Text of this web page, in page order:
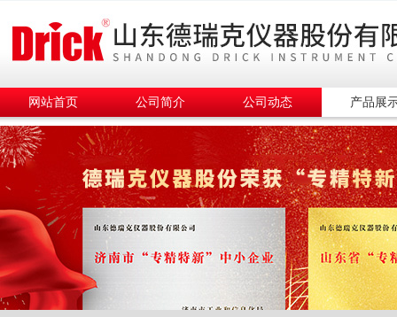
网站首页 公司简介 公司动态 产品展